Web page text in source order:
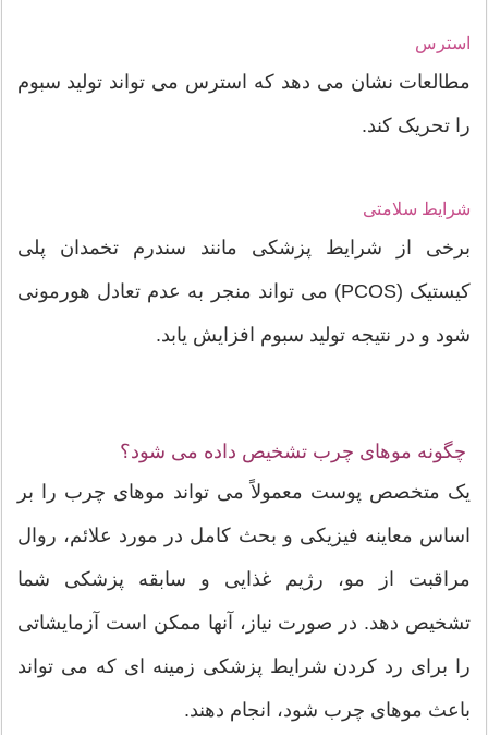
استرس
مطالعات نشان می دهد که استرس می تواند تولید سبوم
را تحریک کند.
شرایط سلامتی
برخی از شرایط پزشکی مانند سندرم تخمدان پلی
کیستیک (PCOS) می تواند منجر به عدم تعادل هورمونی
شود و در نتیجه تولید سبوم افزایش یابد.
چگونه موهای چرب تشخیص داده می شود؟
یک متخصص پوست معمولاً می تواند موهای چرب را بر
اساس معاینه فیزیکی و بحث کامل در مورد علائم، روال
مراقبت از مو، رژیم غذایی و سابقه پزشکی شما
تشخیص دهد. در صورت نیاز، آنها ممکن است آزمایشاتی
را برای رد کردن شرایط پزشکی زمینه ای که می تواند
باعث موهای چرب شود، انجام دهند.